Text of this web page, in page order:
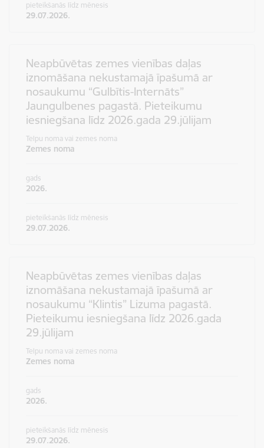
pieteikšanās līdz mēnesis
29.07.2026.
Neapbūvētas zemes vienības daļas
iznomāšana nekustamajā īpašumā ar
nosaukumu “Gulbītis-Internāts”
Jaungulbenes pagastā. Pieteikumu
iesniegšana līdz 2026.gada 29.jūlijam
Telpu noma vai zemes noma
Zemes noma
gads
2026.
pieteikšanās līdz mēnesis
29.07.2026.
Neapbūvētas zemes vienības daļas
iznomāšana nekustamajā īpašumā ar
nosaukumu “Klintis” Lizuma pagastā.
Pieteikumu iesniegšana līdz 2026.gada
29.jūlijam
Telpu noma vai zemes noma
Zemes noma
gads
2026.
pieteikšanās līdz mēnesis
29.07.2026.